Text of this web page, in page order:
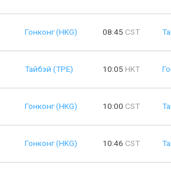
Гонконг (HKG) 08:45 CST
Тайбэй (TPE) 10:05 HKT
Гонконг (HKG) 10:00 CST
Гонконг (HKG) 10:46 CST